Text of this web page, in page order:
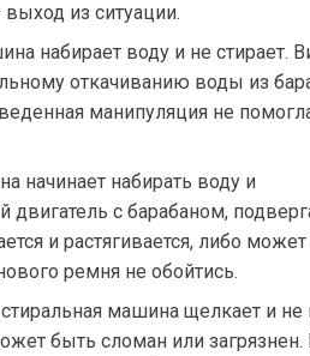
из ситуации.
набирает воду и не стирает.
откачиванию воды из
манипуляция не
начинает набирать воду и
с барабаном,
и растягивается, либо может
ремня не обойтись.
стиральная машина щелкает и не
быть сломан или загрязнен.